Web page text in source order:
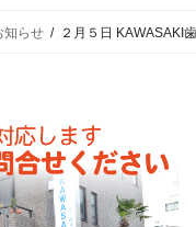
知らせ ２月５日 KAWASAKI